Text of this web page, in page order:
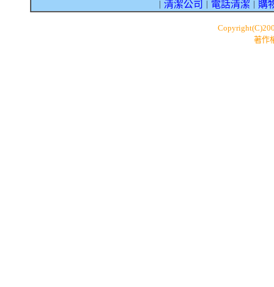
清潔公司 電話清潔 購
著作